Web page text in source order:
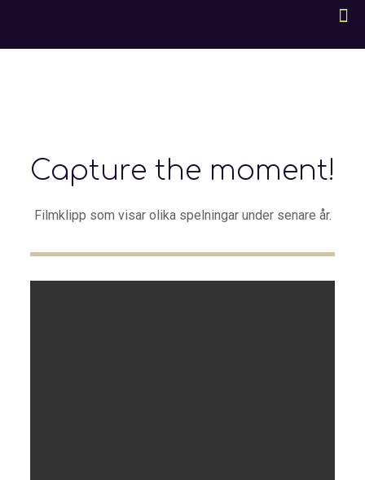
Capture the moment!
Filmklipp som visar olika spelningar under senare år.